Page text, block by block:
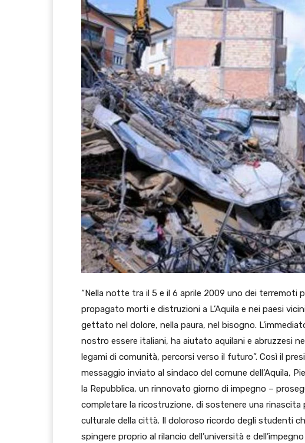
“Nella notte tra il 5 e il 6 aprile 2009 uno dei
propagato morti e distruzioni a L’Aquila e nei paesi
gettato nel dolore, nella paura, nel bisogno.
nostro essere italiani, ha aiutato aquilani e abruzzesi
legami di comunità, percorsi verso il futuro”. Così il
messaggio inviato al sindaco del comune dell’Aquila,
la Repubblica, un rinnovato giorno di impegno –
completare la ricostruzione, di sostenere una rinascita
culturale della città. Il doloroso ricordo degli studenti
spingere proprio al rilancio dell’università e